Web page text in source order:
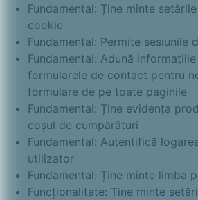
Fundamental: Ține minte
cookie
Fundamental: Permite sesiunile
Fundamental: Adună
formularele de contact pentru
formulare de pe toate paginile
Fundamental: Ține evidența
coșul de cumpărături
Fundamental: Autentifică
utilizator
Fundamental: Ține minte limba
Funcționalitate: Ține minte